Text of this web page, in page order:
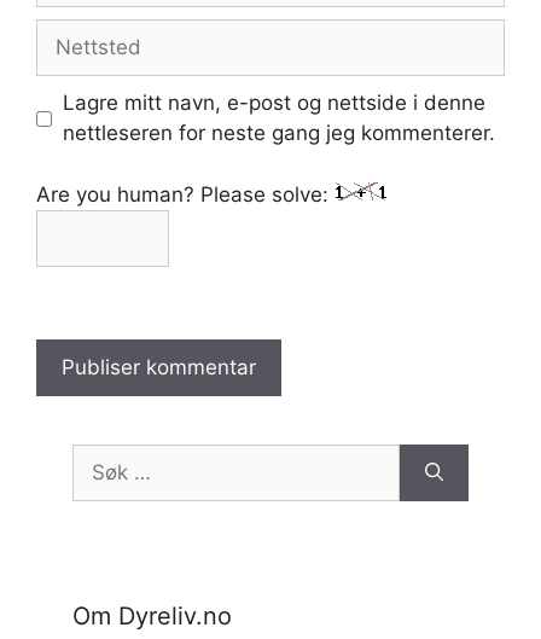
Nettsted
Lagre mitt navn, e-post og nettside i denne
nettleseren for neste gang jeg kommenterer.
Are you human? Please solve:
Søk
etter:
Om Dyreliv.no